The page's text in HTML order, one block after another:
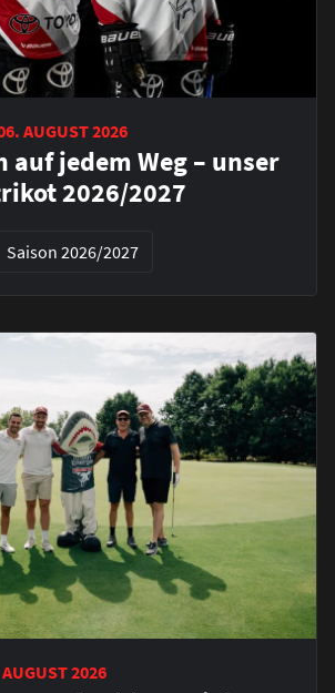
AUGUST 2026
auf jedem Weg – unser
2026/2027
Saison 2026/2027
2026